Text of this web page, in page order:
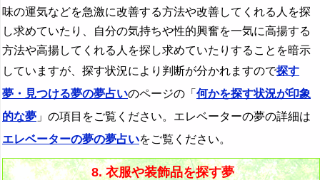
味の運気などを急激に改善する方法や改善してくれる人を探
し求めていたり、自分の気持ちや性的興奮を一気に高揚する
方法や高揚してくれる人を探し求めていたりすることを暗示
していますが、探す状況により判断が分かれますので探す
夢・見つける夢の夢占いのページの「 何かを探す状況が印象
的な夢 」の項目をご覧ください。エレベーターの夢の詳細は
エレベーターの夢の夢占いをご覧ください。
8. 衣服や装飾品を探す夢